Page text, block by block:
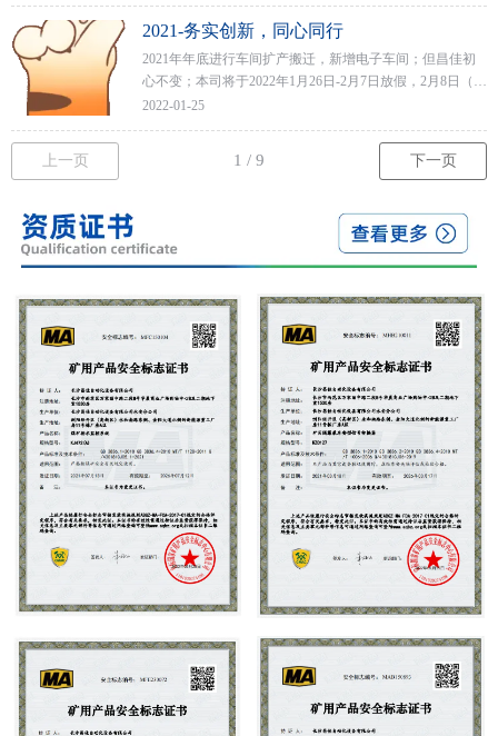
2021-务实创新，同心同行
2021年年底进行车间扩产搬迁，新增电子车间；但昌佳初
心不变；本司将于2022年1月26日-2月7日放假，2月8日（初
八）正式恢复生产新一年的钟声即将敲响，在此祝福大家
2022-01-25
上一页 下一页